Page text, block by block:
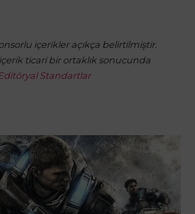
içerikler açıkça belirtilmiştir.
ticari bir ortaklık sonucunda
Standartlar